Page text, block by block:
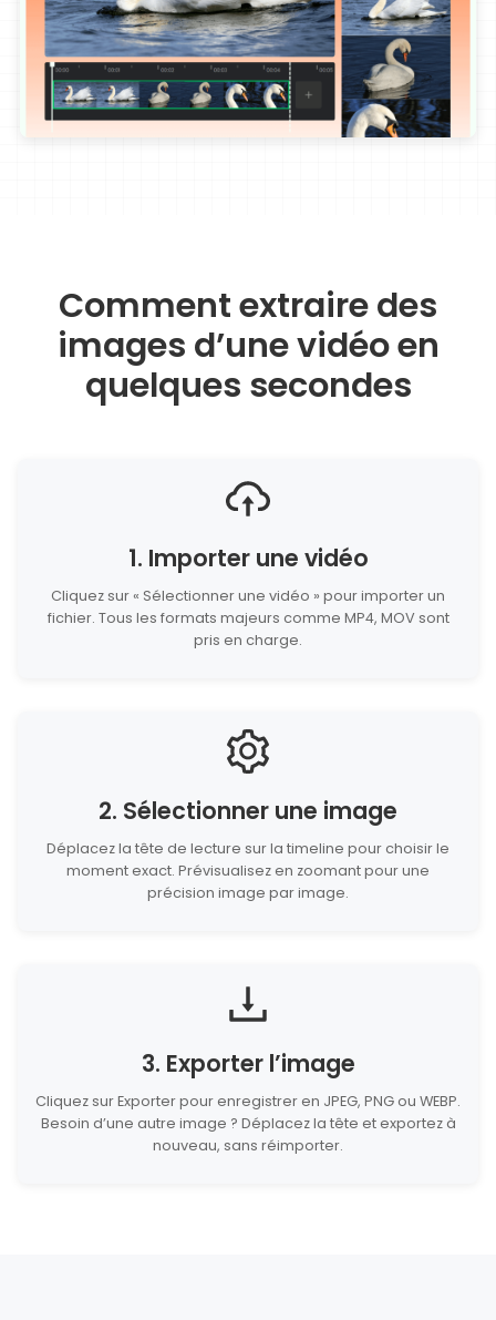
Comment extraire des
images d’une vidéo en
quelques secondes
1. Importer une vidéo
Cliquez sur « Sélectionner une vidéo » pour importer un
fichier. Tous les formats majeurs comme MP4, MOV sont
pris en charge.
2. Sélectionner une image
Déplacez la tête de lecture sur la timeline pour choisir le
moment exact. Prévisualisez en zoomant pour une
précision image par image.
3. Exporter l’image
Cliquez sur Exporter pour enregistrer en JPEG, PNG ou WEBP.
Besoin d’une autre image ? Déplacez la tête et exportez à
nouveau, sans réimporter.